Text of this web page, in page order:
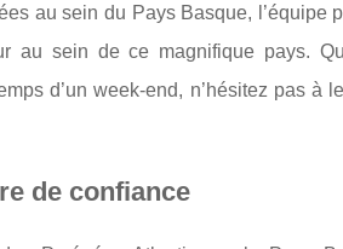
au sein du Pays Basque, l’équipe
au sein de ce magnifique pays.
d’un week-end, n’hésitez pas à
de confiance